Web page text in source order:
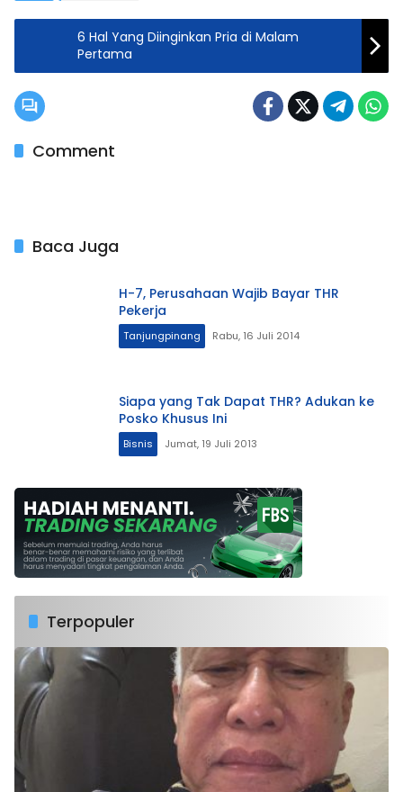
6 Hal Yang Diinginkan Pria di Malam
Pertama
Comment
Baca Juga
H-7, Perusahaan Wajib Bayar THR
Pekerja
Tanjungpinang Rabu, 16 Juli 2014
Siapa yang Tak Dapat THR? Adukan ke
Posko Khusus Ini
Bisnis Jumat, 19 Juli 2013
Terpopuler